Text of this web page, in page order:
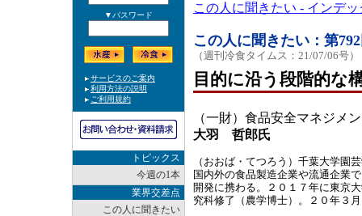
トピックス
今週の1本
業界交差点
この人に聞きたい
この人に聞きたい - インデ
この人に聞きたい：第
（週刊冷食タイムス：21/07/06号）
目的に沿う段階的な
（一財）食品安全マネジメ
大羽 哲郎氏
（おおば・てつろう）千葉大学園
国内外の食品製造企業や流通企業
開発に携わる。２０１７年に東京
究科修了（農学博士）。２０年３